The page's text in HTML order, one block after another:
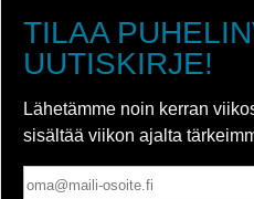
TILAA
UUTISKIRJE!
Lähetämme noin kerran
sisältää viikon ajalta